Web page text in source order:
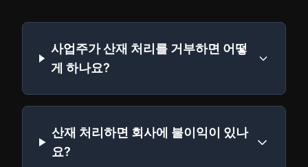
사업주가 산재 처리를 거부하면 어떻
게 하나요?
산재 처리하면 회사에 불이익이 있나
요?